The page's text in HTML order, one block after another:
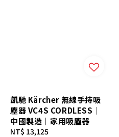
凱馳 Kärcher 無線手持吸
塵器 VC4S CORDLESS｜
中國製造｜家用吸塵器
Regular
NT$ 13,125